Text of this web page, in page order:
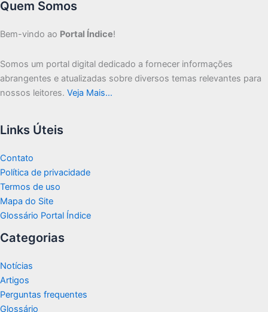
Quem Somos
Bem-vindo ao Portal Índice!
Somos um portal digital dedicado a fornecer informações
abrangentes e atualizadas sobre diversos temas relevantes para
nossos leitores. Veja Mais…
Links Úteis
Contato
Política de privacidade
Termos de uso
Mapa do Site
Glossário Portal Índice
Categorias
Notícias
Artigos
Perguntas frequentes
Glossário